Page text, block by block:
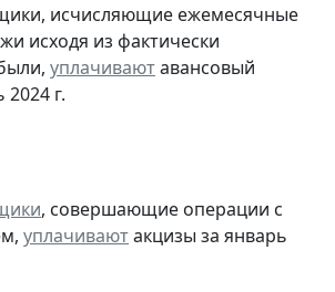
исчисляющие ежемесячные
исходя из фактически
уплачиваютавансовый
г.
, совершающие операции с
уплачиваютакцизы за январь